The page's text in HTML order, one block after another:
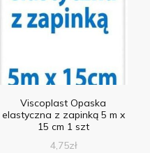
Viscoplast Opaska
elastyczna z zapinką 5 m x
15 cm 1 szt
4,75zł